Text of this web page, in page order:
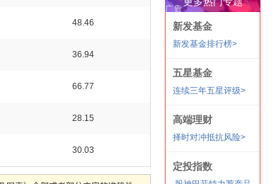
48.46
36.94
66.77
28.15
30.03